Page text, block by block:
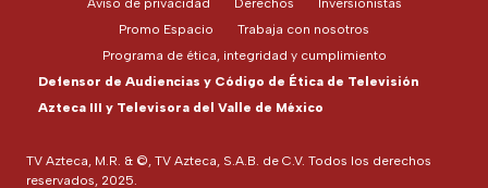
TV Azteca, M.R. & ©, TV Azteca, S.A.B. de C.V. Todos los derechos
reservados, 2025.
Aviso de privacidad Derechos
Inversionistas
Promo Espacio
Trabaja con nosotros
Programa de ética, integridad y cumplimiento
Defensor de Audiencias y Código de Ética de Televisión
Azteca III y Televisora del Valle de México